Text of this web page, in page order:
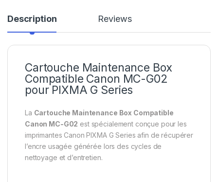
Description Reviews
Cartouche Maintenance Box
Compatible Canon MC-G02
pour PIXMA G Series
La Cartouche Maintenance Box Compatible
Canon MC-G02 est spécialement conçue pour les
imprimantes Canon PIXMA G Series afin de récupérer
l’encre usagée générée lors des cycles de
nettoyage et d’entretien.